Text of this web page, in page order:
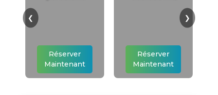
Réserver
Maintenant
Réserver
Maintenant
❮ ❯